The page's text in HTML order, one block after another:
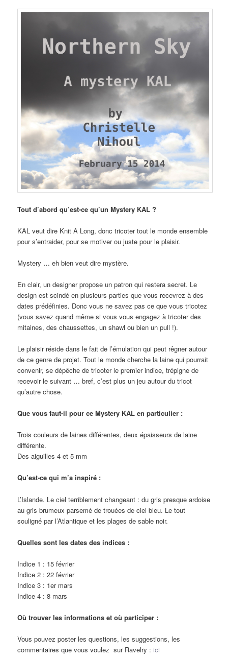
Tout d’abord qu’est-ce qu’un Mystery KAL ?
KAL veut dire Knit A Long, donc tricoter tout le monde ensemble
pour s’entraider, pour se motiver ou juste pour le plaisir.
Mystery … eh bien veut dire mystère.
En clair, un designer propose un patron qui restera secret. Le
design est scindé en plusieurs parties que vous recevrez à des
dates prédéfinies. Donc vous ne savez pas ce que vous tricotez
(vous savez quand même si vous vous engagez à tricoter des
mitaines, des chaussettes, un shawl ou bien un pull !).
Le plaisir réside dans le fait de l’émulation qui peut rêgner autour
de ce genre de projet. Tout le monde cherche la laine qui pourrait
convenir, se dépêche de tricoter le premier indice, trépigne de
recevoir le suivant … bref, c’est plus un jeu autour du tricot
qu’autre chose.
Que vous faut-il pour ce Mystery KAL en particulier :
Trois couleurs de laines différentes, deux épaisseurs de laine
différente.
Des aiguilles 4 et 5 mm
Qu’est-ce qui m’a inspiré :
L’Islande. Le ciel terriblement changeant : du gris presque ardoise
au gris brumeux parsemé de trouées de ciel bleu. Le tout
souligné par l’Atlantique et les plages de sable noir.
Quelles sont les dates des indices :
Indice 1 : 15 février
Indice 2 : 22 février
Indice 3 : 1er mars
Indice 4 : 8 mars
Où trouver les informations et où participer :
Vous pouvez poster les questions, les suggestions, les
commentaires que vous voulez sur Ravelry :ici